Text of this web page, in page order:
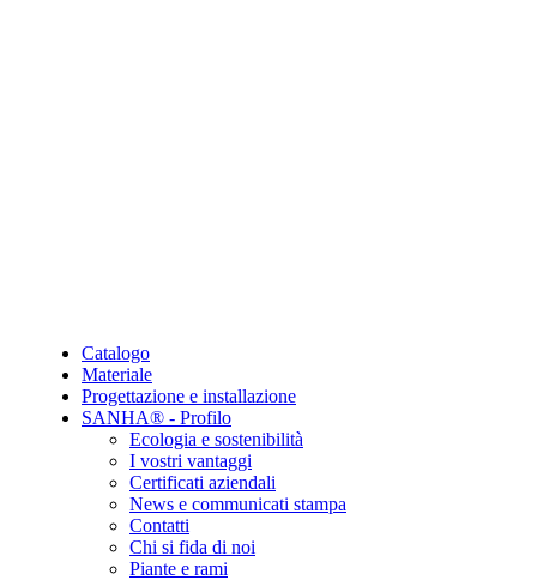
Catalogo
Materiale
Progettazione e installazione
SANHA® - Profilo
Ecologia e sostenibilità
I vostri vantaggi
Certificati aziendali
News e communicati stampa
Contatti
Chi si fida di noi
Piante e rami